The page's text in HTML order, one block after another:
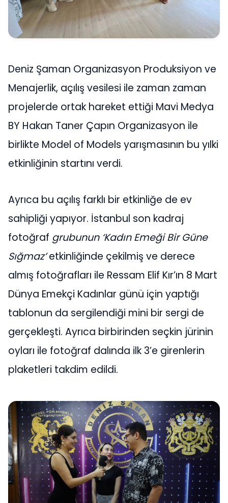
Deniz Şaman Organizasyon Produksiyon ve
Menajerlik, açılış vesilesi ile zaman zaman
projelerde ortak hareket ettiği Mavi Medya
BY Hakan Taner Çapın Organizasyon ile
birlikte Model of Models yarışmasının bu yılki
etkinliğinin startını verdi.
Ayrıca bu açılış farklı bir etkinliğe de ev
sahipliği yapıyor. İstanbul son kadraj
fotoğraf grubunun ‘Kadın Emeği Bir Güne
Sığmaz’etkinliğinde çekilmiş ve derece
almış fotoğrafları ile Ressam Elif Kır’ın 8 Mart
Dünya Emekçi Kadınlar günü için yaptığı
tablonun da sergilendiği mini bir sergi de
gerçekleşti. Ayrıca birbirinden seçkin jürinin
oyları ile fotoğraf dalında ilk 3’e girenlerin
plaketleri takdim edildi.